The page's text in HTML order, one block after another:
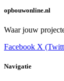
opbouwonline.nl
Waar jouw
Facebook X
Navigatie